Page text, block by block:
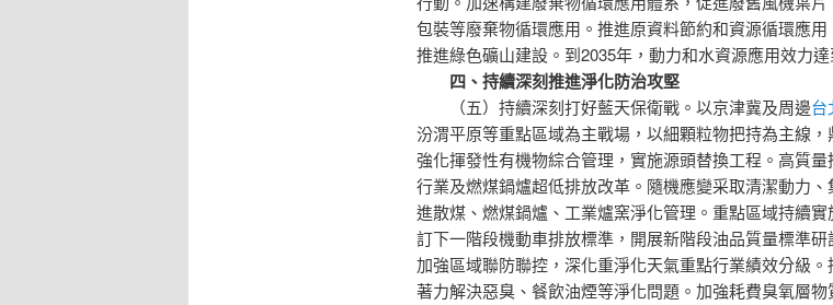
包裝等廢棄物循環應用。推進原資料節約和資源循環應
推進綠色礦山建設。到2035年，動力和水資源應用效力達
四、持續深刻推進淨化防治攻堅
（五）持續深刻打好藍天保衛戰。以京津冀及周邊台
汾渭平原等重點區域為主戰場，以細顆粒物把持為主線，
強化揮發性有機物綜合管理，實施源頭替換工程。高質
行業及燃煤鍋爐超低排放改革。隨機應變采取清潔動力
進散煤、燃煤鍋爐、工業爐窯淨化管理。重點區域持續
訂下一階段機動車排放標準，開展新階段油品質量標準研
加強區域聯防聯控，深化重淨化天氣重點行業績效分級。
著力解決惡臭、餐飲油煙等淨化問題。加強耗費臭氧層